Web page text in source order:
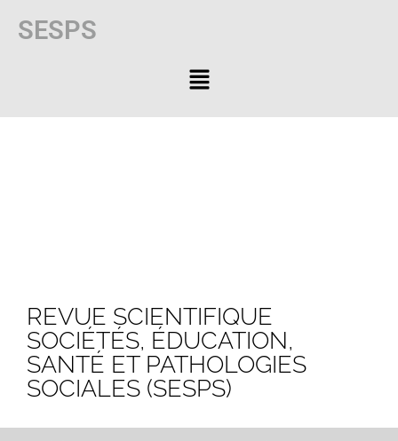
SESPS
REVUE SCIENTIFIQUE
SOCIÉTÉS, ÉDUCATION,
SANTÉ ET PATHOLOGIES
SOCIALES (SESPS)